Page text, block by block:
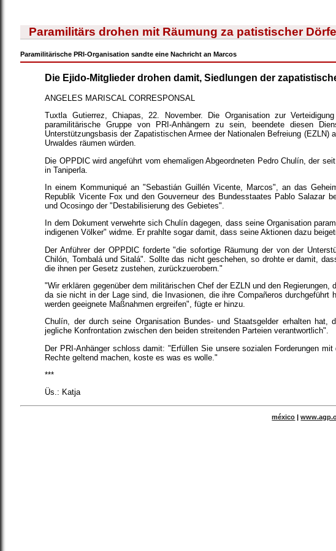
Paramilitärs drohen mit Räumung za patistischer
Paramilitärische PRI-Organisation sandte eine Nachricht an Marcos
Die Ejido-Mitglieder drohen damit, Siedlungen der
ANGELES MARISCAL CORRESPONSAL
Tuxtla Gutierrez, Chiapas, 22. November. Die Organisation zur
paramilitärische Gruppe von PRI-Anhängern zu sein, beendete diesen
Unterstützungsbasis der Zapatistischen Armee der Nationalen Befreiung
Urwaldes räumen würden.
Die OPPDIC wird angeführt vom ehemaligen Abgeordneten Pedro Chulín, der
in Taniperla.
In einem Kommuniqué an "Sebastián Guillén Vicente, Marcos", an das
Republik Vicente Fox und den Gouverneur des Bundesstaates Pablo Salazar
und Ocosingo der "Destabilisierung des Gebietes".
In dem Dokument verwehrte sich Chulín dagegen, dass seine Organisation
indigenen Völker" widme. Er prahlte sogar damit, dass seine Aktionen dazu
Der Anführer der OPPDIC forderte "die sofortige Räumung der von der
Chilón, Tombalá und Sitalá". Sollte das nicht geschehen, so drohte er damit,
die ihnen per Gesetz zustehen, zurückzuerobern."
"Wir erklären gegenüber dem militärischen Chef der EZLN und den
da sie nicht in der Lage sind, die Invasionen, die ihre Compañeros
werden geeignete Maßnahmen ergreifen", fügte er hinzu.
Chulín, der durch seine Organisation Bundes- und Staatsgelder erhalten
jegliche Konfrontation zwischen den beiden streitenden Parteien verantwortlich".
Der PRI-Anhänger schloss damit: "Erfüllen Sie unsere sozialen Forderungen
Rechte geltend machen, koste es was es wolle."
***
Üs.: Katja
méxico |